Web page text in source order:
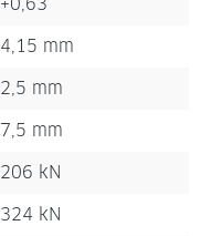
+0,63
4,15 mm
2,5 mm
7,5 mm
206 kN
324 kN